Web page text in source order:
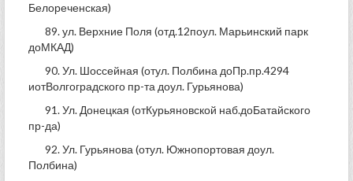
Белореченская)
89. ул. Верхние Поля (отд.12поул. Марьинский парк
доМКАД)
90. Ул. Шоссейная (отул. Полбина доПр.пр.4294
иотВолгоградского пр-та доул. Гурьянова)
91. Ул. Донецкая (отКурьяновской наб.доБатайского
пр-да)
92. Ул. Гурьянова (отул. Южнопортовая доул.
Полбина)